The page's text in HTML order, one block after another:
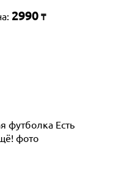
2990 ₸